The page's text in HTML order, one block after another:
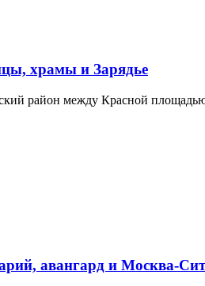
храмы и Зарядье
район между Красной
авангард и Москва-